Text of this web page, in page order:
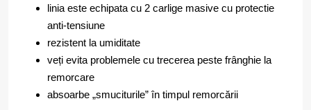
linia este echipata cu 2 carlige masive cu protectie
anti-tensiune
rezistent la umiditate
veți evita problemele cu trecerea peste frânghie la
remorcare
absoarbe „smuciturile” în timpul remorcării